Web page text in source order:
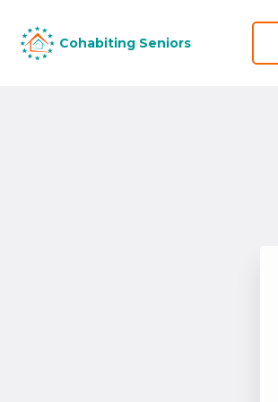
Cohabiting Seniors
Cohabiting Seniors